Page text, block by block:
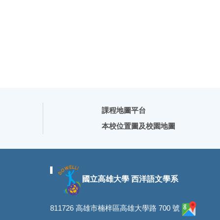
課程地圖平台
本校位置圖及校園地圖
國立高雄大學 西洋語文學系
811726 高雄市楠梓區高雄大學路 700 號